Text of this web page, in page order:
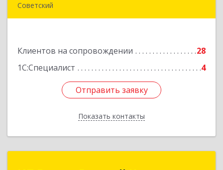
Советский
Клиентов на сопровождении
28
1С:Специалист
4
Отправить заявку
Показать контакты
Подробнее
Отправить заявку
Назад
ИП Беляев Евгений Николаевич